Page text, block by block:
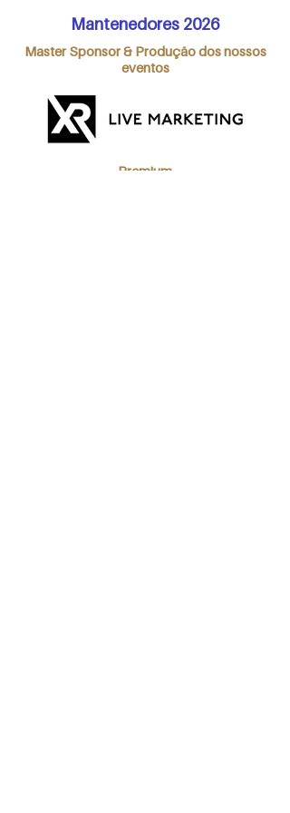
Mantenedores 2026
Master Sponsor & Produção dos nossos
eventos
Premium